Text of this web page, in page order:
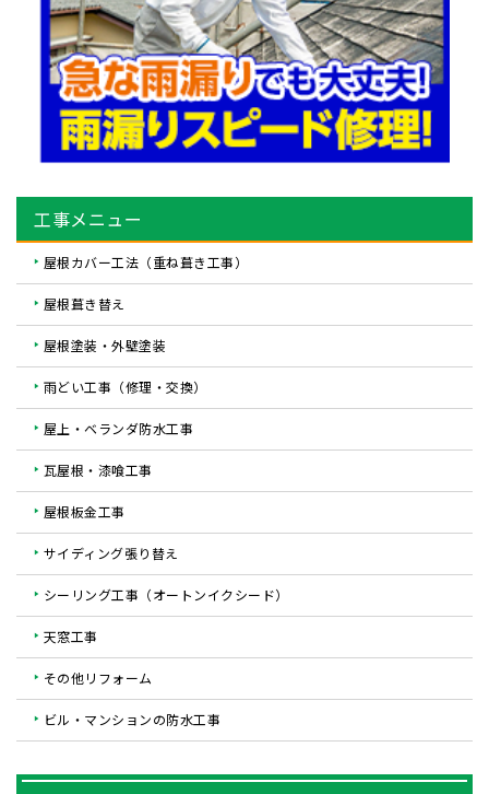
工事メニュー
屋根カバー工法（重ね葺き工事）
屋根葺き替え
屋根塗装・外壁塗装
雨どい工事（修理・交換）
屋上・ベランダ防水工事
瓦屋根・漆喰工事
屋根板金工事
サイディング張り替え
シーリング工事（オートンイクシード）
天窓工事
その他リフォーム
ビル・マンションの防水工事